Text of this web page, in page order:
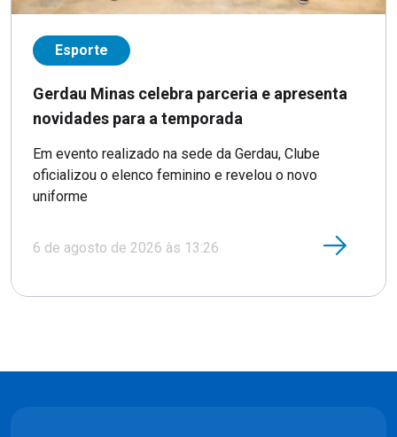
Esporte
Gerdau Minas celebra parceria e apresenta
novidades para a temporada
Em evento realizado na sede da Gerdau, Clube
oficializou o elenco feminino e revelou o novo
uniforme
6 de agosto de 2026 às 13:26